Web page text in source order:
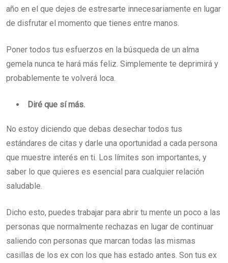
año en el que dejes de estresarte innecesariamente en lugar
de disfrutar el momento que tienes entre manos.
Poner todos tus esfuerzos en la búsqueda de un alma
gemela nunca te hará más feliz. Simplemente te deprimirá y
probablemente te volverá loca.
Diré que sí más.
No estoy diciendo que debas desechar todos tus
estándares de citas y darle una oportunidad a cada persona
que muestre interés en ti. Los límites son importantes, y
saber lo que quieres es esencial para cualquier relación
saludable.
Dicho esto, puedes trabajar para abrir tu mente un poco a las
personas que normalmente rechazas en lugar de continuar
saliendo con personas que marcan todas las mismas
casillas de los ex con los que has estado antes. Son tus ex